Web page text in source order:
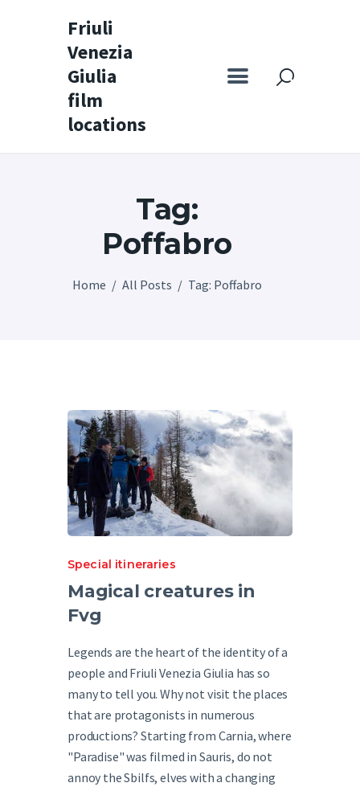
Friuli
Venezia
Giulia
film
locations
Tag:
Poffabro
Home All Posts Tag: Poffabro
Friuli Venezia Giulia film locations
Home
Special itineraries
Experience FVG
Castello di Spessa
Special itineraries
Magical creatures in
Fvg
Legends are the heart of the identity of a
people and Friuli Venezia Giulia has so
many to tell you. Why not visit the places
that are protagonists in numerous
productions? Starting from Carnia, where
"Paradise" was filmed in Sauris, do not
annoy the Sbilfs, elves with a changing